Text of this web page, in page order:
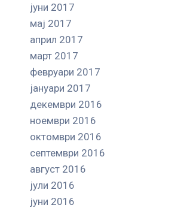
јуни 2017
мај 2017
април 2017
март 2017
февруари 2017
јануари 2017
декември 2016
ноември 2016
октомври 2016
септември 2016
август 2016
јули 2016
јуни 2016